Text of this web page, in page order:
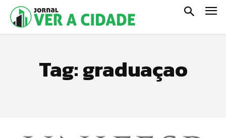
Tag:graduaçao